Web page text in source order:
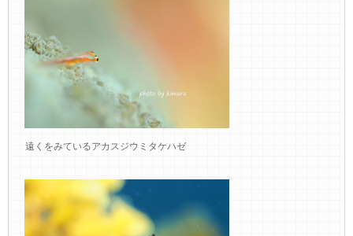
遠くをみているアカスジウミタケハゼ